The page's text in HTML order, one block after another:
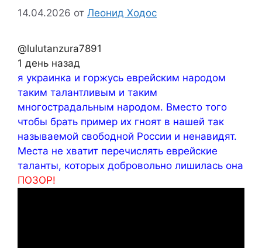
14.04.2026 от Леонид Ходос
@lulutanzura7891
1 день назад
я украинка и горжусь еврейским народом
таким талантливым и таким
многострадальным народом. Вместо того
чтобы брать пример их гноят в нашей так
называемой свободной России и ненавидят.
Места не хватит перечислять еврейские
таланты, которых добровольно лишилась она
ПОЗОР!